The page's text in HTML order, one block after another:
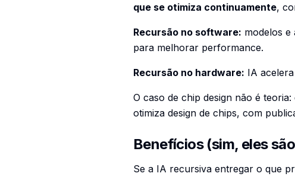
que se otimiza continuamente,
Recursão no software: modelos e
para melhorar performance.
Recursão no hardware: IA
O caso de chip design não é
otimiza design de chips, com
Benefícios (sim, eles
Se a IA recursiva entregar o que